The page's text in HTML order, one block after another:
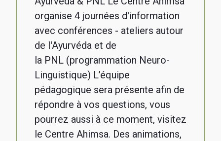
organise 4 journées d'information
avec conférences - ateliers autour
de l'Ayurvéda et de
la PNL (programmation Neuro-
Linguistique) L’équipe
pédagogique sera présente afin de
répondre à vos questions, vous
pourrez aussi à ce moment, visitez
le Centre Ahimsa. Des animations,